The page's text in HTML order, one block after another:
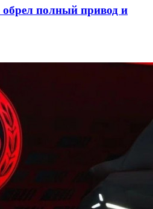
обрел полный привод и